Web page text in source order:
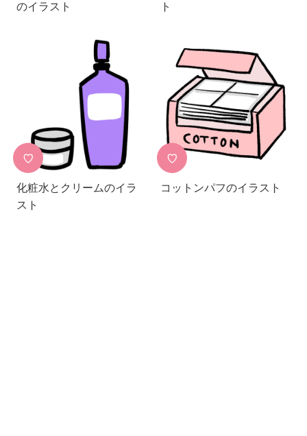
のイラスト
ト
♡
化粧水とクリームのイラ
スト
♡
コットンパフのイラスト